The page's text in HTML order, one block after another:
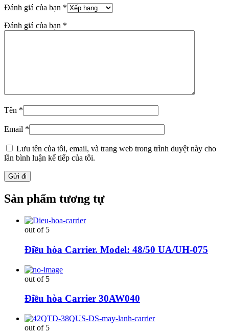
Đánh giá của bạn *
Đánh giá của bạn *
Tên *
Email *
Lưu tên của tôi, email, và trang web trong trình duyệt này cho
lần bình luận kế tiếp của tôi.
Sản phẩm tương tự
out of 5
Điều hòa Carrier. Model: 48/50 UA/UH-075
out of 5
Điều hòa Carrier 30AW040
out of 5